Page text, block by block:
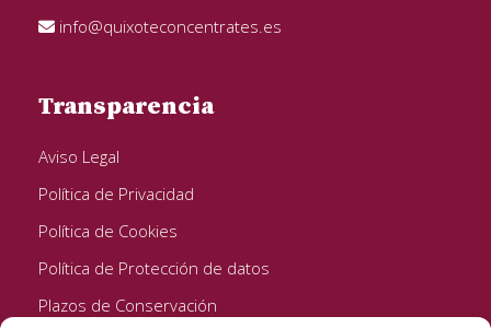
info@quixoteconcentrates.es
Transparencia
Aviso Legal
Política de Privacidad
Política de Cookies
Política de Protección de datos
Plazos de Conservación